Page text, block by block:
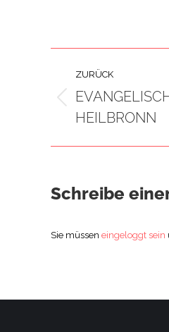
PROJECT
ZURÜCK
Previous
project:
HEILBRONN
Schreibe
Sie müssen eingeloggt sein